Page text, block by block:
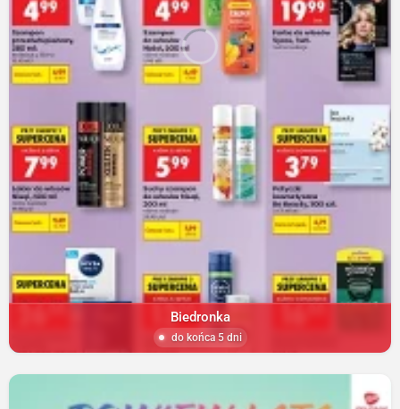
Biedronka
do końca 5 dni